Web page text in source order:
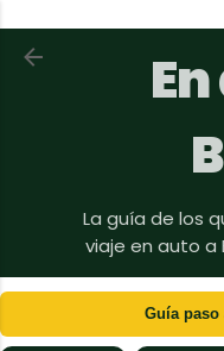
Ir al
La guía de los
viaje en auto a
Guía